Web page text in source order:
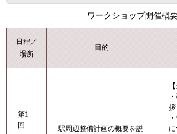
ワークショップ開催概
日程／
場所
目的
第1
回
駅周辺整備計画の概要を説
拶